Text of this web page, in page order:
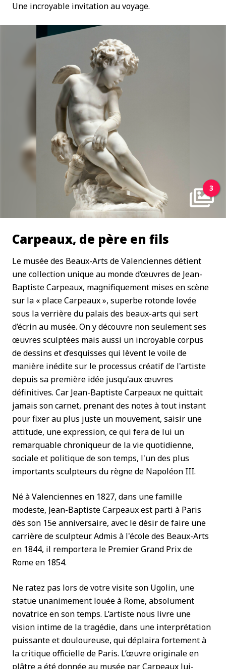
Une incroyable invitation au voyage.
3
Carpeaux, de père en fils
Le musée des Beaux-Arts de Valenciennes détient
une collection unique au monde d’œuvres de Jean-
Baptiste Carpeaux, magnifiquement mises en scène
sur la « place Carpeaux », superbe rotonde lovée
sous la verrière du palais des beaux-arts qui sert
d’écrin au musée. On y découvre non seulement ses
œuvres sculptées mais aussi un incroyable corpus
de dessins et d’esquisses qui lèvent le voile de
manière inédite sur le processus créatif de l'artiste
depuis sa première idée jusqu'aux œuvres
définitives. Car Jean-Baptiste Carpeaux ne quittait
jamais son carnet, prenant des notes à tout instant
pour fixer au plus juste un mouvement, saisir une
attitude, une expression, ce qui fera de lui un
remarquable chroniqueur de la vie quotidienne,
sociale et politique de son temps, l'un des plus
importants sculpteurs du règne de Napoléon III.
Né à Valenciennes en 1827, dans une famille
modeste, Jean-Baptiste Carpeaux est parti à Paris
dès son 15e anniversaire, avec le désir de faire une
carrière de sculpteur. Admis à l'école des Beaux-Arts
en 1844, il remportera le Premier Grand Prix de
Rome en 1854.
Ne ratez pas lors de votre visite son Ugolin, une
statue unanimement louée à Rome, absolument
novatrice en son temps. L’artiste nous livre une
vision intime de la tragédie, dans une interprétation
puissante et douloureuse, qui déplaira fortement à
la critique officielle de Paris. L’œuvre originale en
plâtre a été donnée au musée par Carpeaux lui-